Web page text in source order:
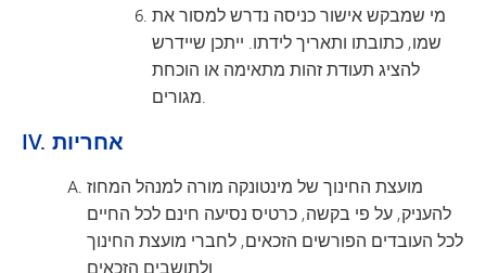
מי שמבקש אישור כניסה נדרש למסור את
שמו, כתובתו ותאריך לידתו. ייתכן שיידרש
להציג תעודת זהות מתאימה או הוכחת
מגורים.
IV. אחריות
מועצת החינוך של מינטונקה מורה למנהל המחוז
להעניק, על פי בקשה, כרטיס נסיעה חינם לכל החיים
לכל העובדים הפורשים הזכאים, לחברי מועצת החינוך
ולתושבים הזכאים.